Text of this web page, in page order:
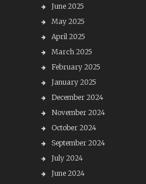
June 2025
May 2025
April 2025
March 2025
February 2025
January 2025
December 2024
November 2024
October 2024
September 2024
July 2024
June 2024